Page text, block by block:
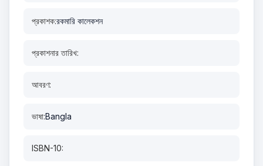
প্রকাশক:রকমারি কালেকশন
প্রকাশনার তারিখ:
আবরণ:
ভাষা:Bangla
ISBN-10: